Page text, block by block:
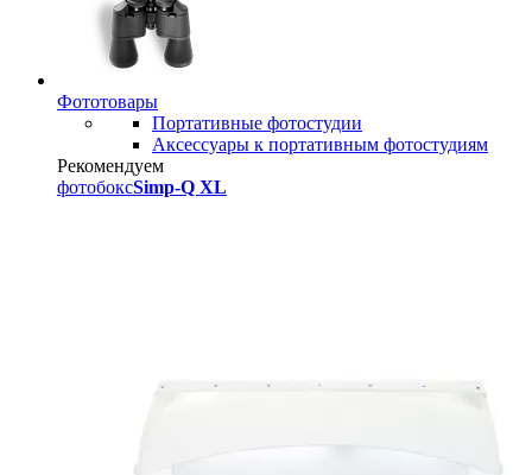
Фототовары
Портативные фотостудии
Аксессуары к портативным фотостудиям
Рекомендуем
фотобоксSimp-Q XL